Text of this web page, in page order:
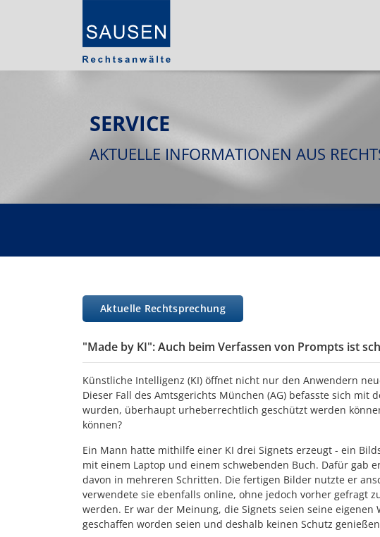
SERVICE
AKTUELLE INFORMATIONEN AUS
Aktuelle Rechtsprechung
"Made by KI": Auch beim Verfassen von Prompts ist
Künstliche Intelligenz (KI) öffnet nicht nur den Anwendern
Dieser Fall des Amtsgerichts München (AG) befasste sich
wurden, überhaupt urheberrechtlich geschützt werden
können?
Ein Mann hatte mithilfe einer KI drei Signets erzeugt - ein
mit einem Laptop und einem schwebenden Buch. Dafür gab
davon in mehreren Schritten. Die fertigen Bilder nutzte er
verwendete sie ebenfalls online, ohne jedoch vorher gefragt
werden. Er war der Meinung, die Signets seien seine
geschaffen worden seien und deshalb keinen Schutz